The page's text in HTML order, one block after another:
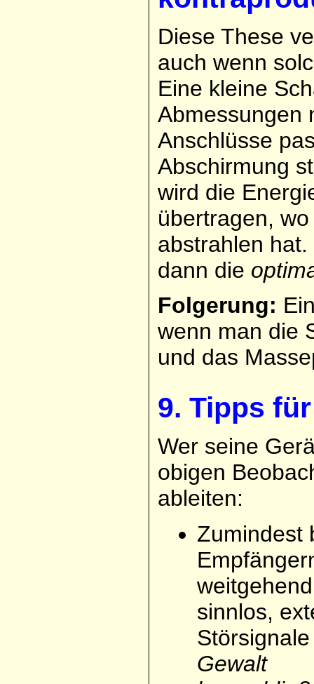
Diese These
auch wenn
Eine kleine
Abmessungen
Anschlüsse
Abschirmung
wird die
übertragen,
abstrahlen
dann die
Folgerung:
wenn man die
und das
9. Tipps
Wer seine
obigen
ableiten:
Zumindest
weitgehend
sinnlos,
Gewalt